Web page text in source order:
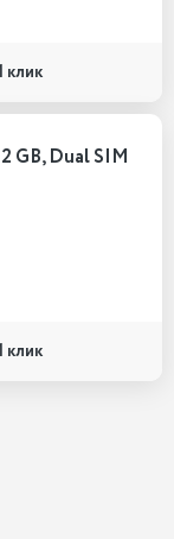
клик
GB, Dual SIM
клик